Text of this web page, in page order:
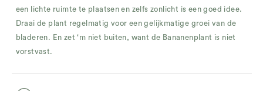
een lichte ruimte te plaatsen en zelfs zonlicht is een goed idee.
Draai de plant regelmatig voor een gelijkmatige groei van de
bladeren. En zet ‘m niet buiten, want de Bananenplant is niet
vorstvast.